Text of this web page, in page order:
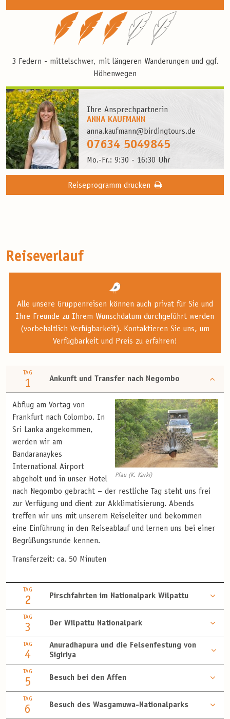
3 Federn - mittelschwer, mit längeren Wanderungen und ggf.
Höhenwegen
Ihre Ansprechpartnerin
ANNA KAUFMANN
anna.kaufmann@birdingtours.de
07634 5049845
Mo.-Fr.: 9:30 - 16:30 Uhr
Reiseprogramm drucken
Reiseverlauf
Alle unsere Gruppenreisen können auch privat für Sie und
Ihre Freunde zu Ihrem Wunschdatum durchgeführt werden
(vorbehaltlich Verfügbarkeit). Kontaktieren Sie uns, um
Verfügbarkeit und Preis zu erfahren!
TAG
1 Ankunft und Transfer nach Negombo
Pfau (K. Karki)
Abflug am Vortag von
Frankfurt nach Colombo. In
Sri Lanka angekommen,
werden wir am
Bandaranaykes
International Airport
abgeholt und in unser Hotel
nach Negombo gebracht – der restliche Tag steht uns frei
zur Verfügung und dient zur Akklimatisierung. Abends
treffen wir uns mit unserem Reiseleiter und bekommen
eine Einführung in den Reiseablauf und lernen uns bei einer
Begrüßungsrunde kennen.
Transferzeit: ca. 50 Minuten
TAG
2 Pirschfahrten im Nationalpark Wilpattu
TAG
3 Der Wilpattu Nationalpark
TAG
4
Anuradhapura und die Felsenfestung von
Sigiriya
TAG
5 Besuch bei den Affen
TAG
6 Besuch des Wasgamuwa-Nationalparks